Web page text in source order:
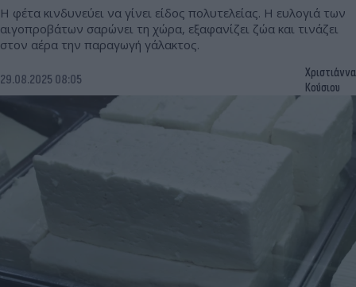
Η φέτα κινδυνεύει να γίνει είδος πολυτελείας. Η ευλογιά των
αιγοπροβάτων σαρώνει τη χώρα, εξαφανίζει ζώα και τινάζει
στον αέρα την παραγωγή γάλακτος.
29.08.2025 08:05
Χριστιάννα
Κούσιου